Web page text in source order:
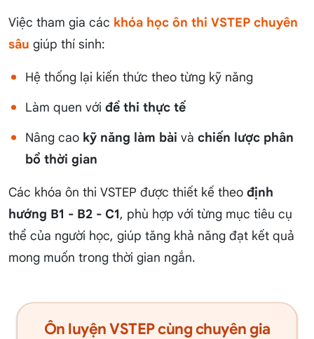
Việc tham gia các khóa học ôn thi VSTEP chuyên
sâu giúp thí sinh:
Hệ thống lại kiến thức theo từng kỹ năng
Làm quen với đề thi thực tế
Nâng cao kỹ năng làm bài và chiến lược phân
bổ thời gian
Các khóa ôn thi VSTEP được thiết kế theo định
hướng B1 - B2 - C1, phù hợp với từng mục tiêu cụ
thể của người học, giúp tăng khả năng đạt kết quả
mong muốn trong thời gian ngắn.
Ôn luyện VSTEP cùng chuyên gia